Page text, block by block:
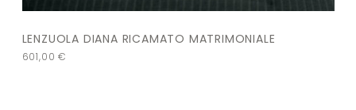
LENZUOLA DIANA RICAMATO MATRIMONIALE
601,00€